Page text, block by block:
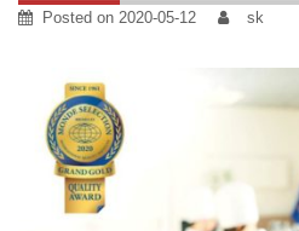
Posted on 2020-05-12 sk